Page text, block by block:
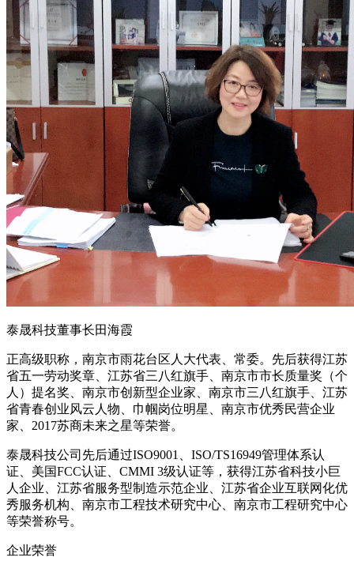
泰晟科技董事长田海霞
正高级职称，南京市雨花台区人大代表、常委。先后获得江苏
省五一劳动奖章、江苏省三八红旗手、南京市市长质量奖（个
人）提名奖、南京市创新型企业家、南京市三八红旗手、江苏
省青春创业风云人物、巾帼岗位明星、南京市优秀民营企业
家、2017苏商未来之星等荣誉。
泰晟科技公司先后通过ISO9001、ISO/TS16949管理体系认
证、美国FCC认证、CMMI 3级认证等，获得江苏省科技小巨
人企业、江苏省服务型制造示范企业、江苏省企业互联网化优
秀服务机构、南京市工程技术研究中心、南京市工程研究中心
等荣誉称号。
企业荣誉